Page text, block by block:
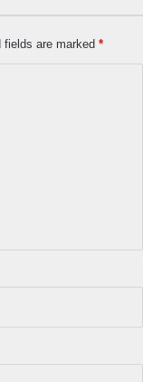
fields are marked *